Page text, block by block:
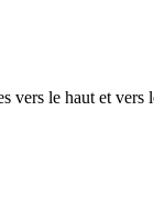
le haut et vers